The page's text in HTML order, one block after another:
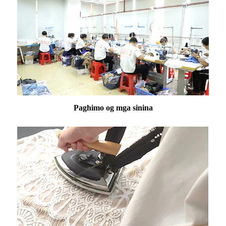
Paghimo og mga sinina